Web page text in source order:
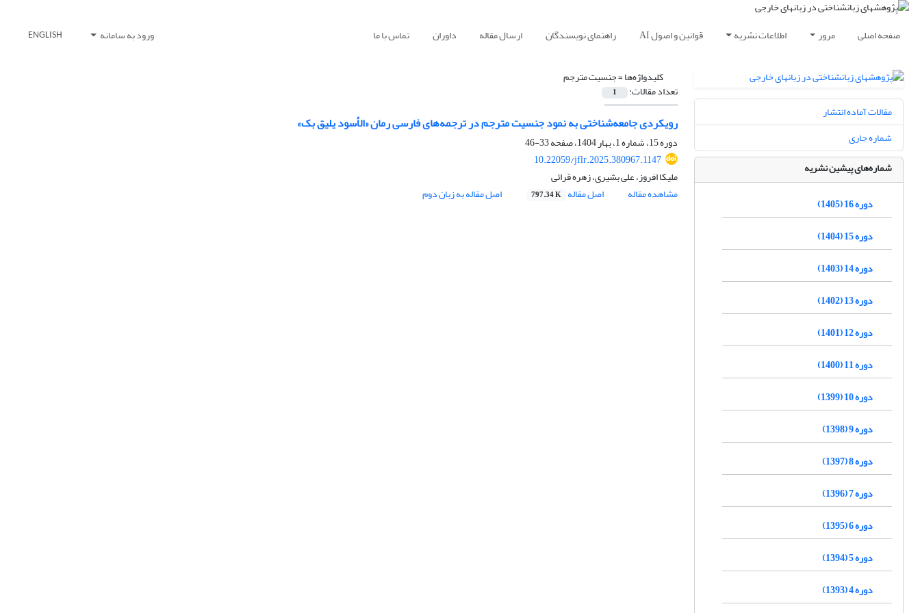
صفحه اصلی مرور اطلاعات نشریه قوانین و اصول AI راهنمای نویسندگان ارسال مقاله داوران تماس با ما ورود به سامانه ENGLISH
کلیدواژه‌ها =جنسیت مترجم
تعداد مقالات: 1
رویکردی جامعه‌شناختی به نمود جنسیت مترجم در ترجمه‌های فارسی رمان «الأسود یلیق بک»
دوره 15، شماره 1، بهار 1404، صفحه
33-46
10.22059/jflr.2025.380967.1147
ملیکا افروز، علی بشیری، زهره قرائی
مشاهده مقاله
اصل مقاله 797.34 K اصل مقاله به زبان دوم
مقالات آماده انتشار
شماره جاری
شماره‌های پیشین نشریه
دوره 16 (1405)
دوره 15 (1404)
دوره 14 (1403)
دوره 13 (1402)
دوره 12 (1401)
دوره 11 (1400)
دوره 10 (1399)
دوره 9 (1398)
دوره 8 (1397)
دوره 7 (1396)
دوره 6 (1395)
دوره 5 (1394)
دوره 4 (1393)